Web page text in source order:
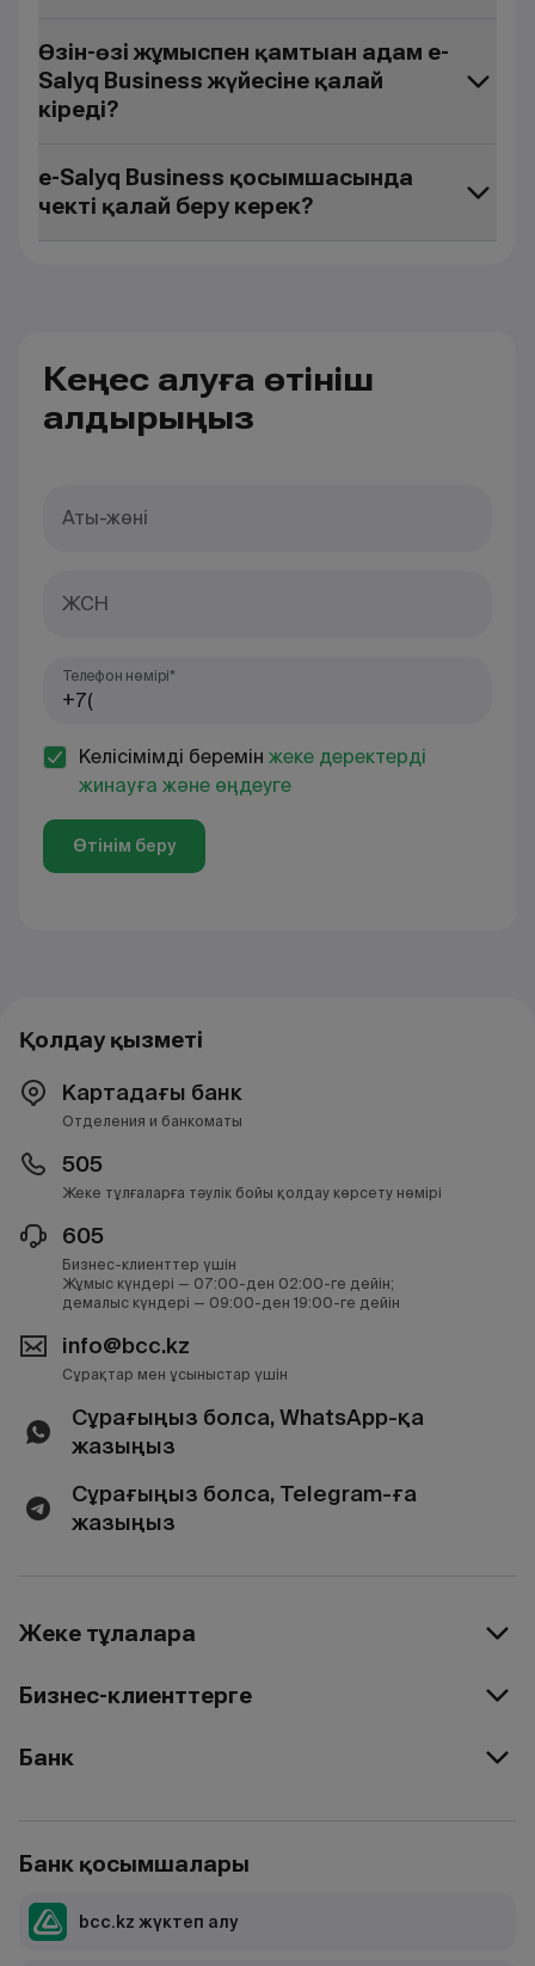
Өзін-өзі жұмыспен қамтыған адам e-
Salyq Business жүйесіне қалай
кіреді?
e-Salyq Business қосымшасында
чекті қалай беру керек?
Кеңес алуға өтініш
қалдырыңыз
Аты-жөні
ЖСН
Телефон нөмірі*
Келісімімді беремін жеке деректерді
жинауға және өңдеуге
Өтінім беру
Қолдау қызметі
Картадағы банк
Отделения и банкоматы
505
Жеке тұлғаларға тәулік бойы қолдау көрсету нөмірі
605
Бизнес-клиенттер үшін
Жұмыс күндері — 07:00-ден 02:00-ге дейін;
демалыс күндері — 09:00-ден 19:00-ге дейін
info@bcc.kz
Сұрақтар мен ұсыныстар үшін
Сұрағыңыз болса, WhatsApp-қа
жазыңыз
Сұрағыңыз болса, Telegram-ға
жазыңыз
Жеке тұлғаларға
Бизнес-клиенттерге
Банк
Банк қосымшалары
bcc.kz жүктеп алу